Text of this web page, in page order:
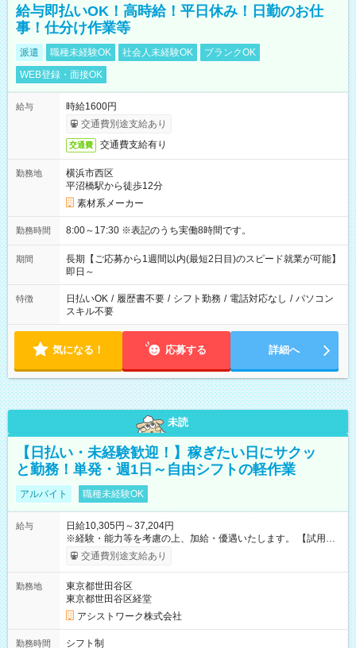
給与即払いOK！高時給！平日休み！日勤のお仕
事！仕分け作業等
派遣 職種未経験OK 社会人未経験OK
ブランクOK
WEB登録・面接OK
給与
時給1600円
交通費別途支給あり
交通費 交通費支給有り
勤務地
横浜市西区
平沼橋駅から徒歩12分
素材系メーカー
勤務時間 8:00～17:30 ※表記のうち実働8時間です。
期間
長期【ご応募から1週間以内(最短2日目)のスピード就業が可能】
即日～
特徴 日払いOK / 履歴書不要 / シフト勤務 / 電話対応なし / パソコン
スキル不要
気になる！ 応募する 詳細へ
未読
【日払い・未経験歓迎！】稼ぎたい日にサクッ
と勤務！単発・週1日～自由シフトの軽作業
アルバイト 職種未経験OK
給与
日給10,305円～37,204円
※経験・能力等を考慮の上、加給・優遇いたします。 【試用期
間】試用期間なし
交通費別途支給あり
勤務地
東京都世田谷区
東京都世田谷区経堂
アシストワーク株式会社
勤務時間 シフト制